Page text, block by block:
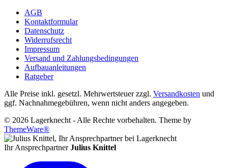
AGB
Kontaktformular
Datenschutz
Widerrufsrecht
Impressum
Versand und Zahlungsbedingungen
Aufbauanleitungen
Ratgeber
Alle Preise inkl. gesetzl. Mehrwertsteuer zzgl. Versandkosten und
ggf. Nachnahmegebühren, wenn nicht anders angegeben.
© 2026 Lagerknecht - Alle Rechte vorbehalten. Theme by
ThemeWare®
Ihr Ansprechpartner Julius Knittel